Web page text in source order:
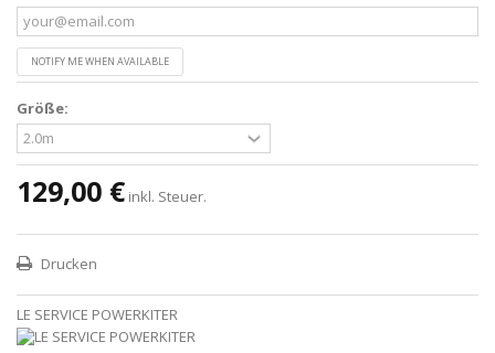
NOTIFY ME WHEN AVAILABLE
Größe:
129,00 € inkl. Steuer.
Drucken
LE SERVICE POWERKITER